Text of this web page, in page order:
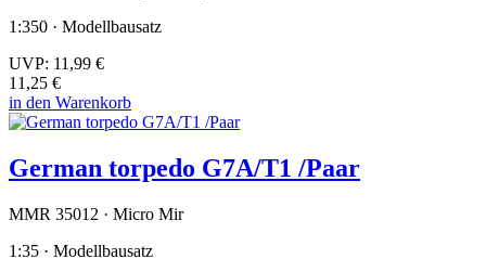
1:350 · Modellbausatz
UVP: 11,99 €
11,25 €
in den Warenkorb
German torpedo G7A/T1 /Paar
MMR 35012 · Micro Mir
1:35 · Modellbausatz